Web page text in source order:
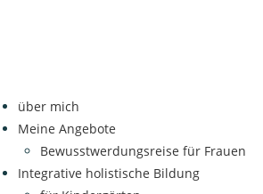
über mich
Meine Angebote
Bewusstwerdungsreise für Frauen
Integrative holistische Bildung